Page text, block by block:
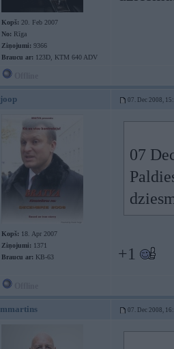
Kopš: 20. Feb 2007
No: Rīga
Ziņojumi: 9366
Braucu ar: 123D, KTM 640 ADV
joop 07. Dec 2008,
Kopš: 18. Apr 2007
Ziņojumi: 1371
Braucu ar: KB-63
07
+1
mmartins 07. Dec 2008,